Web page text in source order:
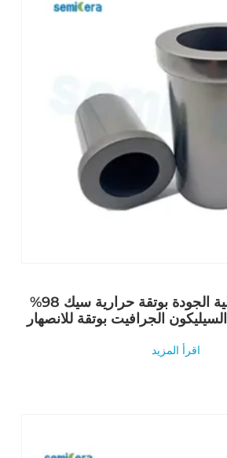
مصنع رخيصة عالية الجودة بوتقة حرارية سيك 98%
اقرأ المزيد